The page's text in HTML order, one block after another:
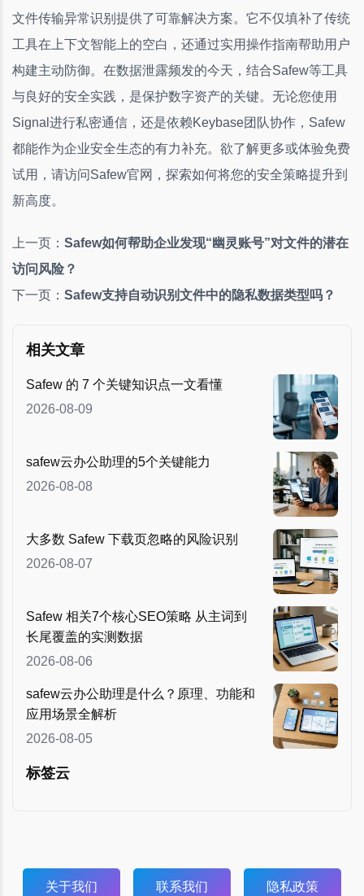
文件传输异常识别提供了可靠解决方案。它不仅填补了传统
工具在上下文智能上的空白，还通过实用操作指南帮助用户
构建主动防御。在数据泄露频发的今天，结合Safew等工具
与良好的安全实践，是保护数字资产的关键。无论您使用
Signal进行私密通信，还是依赖Keybase团队协作，Safew
都能作为企业安全生态的有力补充。欲了解更多或体验免费
试用，请访问Safew官网，探索如何将您的安全策略提升到
新高度。
上一页： Safew如何帮助企业发现“幽灵账号”对文件的潜在
访问风险？
下一页： Safew支持自动识别文件中的隐私数据类型吗？
相关文章
Safew 的 7 个关键知识点一文看懂
2026-08-09
safew云办公助理的5个关键能力
2026-08-08
大多数 Safew 下载页忽略的风险识别
2026-08-07
Safew 相关7个核心SEO策略 从主词到
长尾覆盖的实测数据
2026-08-06
safew云办公助理是什么？原理、功能和
应用场景全解析
2026-08-05
标签云
关于我们 联系我们 隐私政策